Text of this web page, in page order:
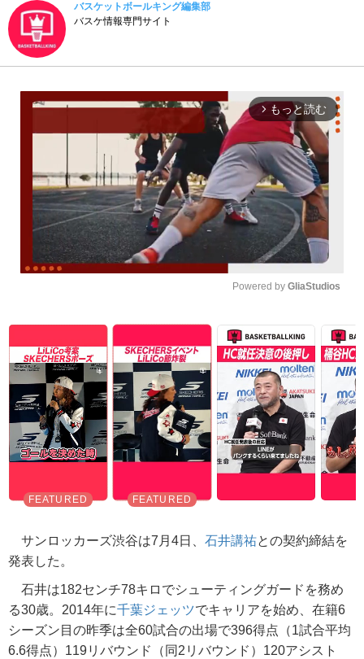
バスケットボールキング編集部
バスケ情報専門サイト
arrow_forward_ios もっと読む
Powered by GliaStudios
サンロッカーズ渋谷は7月4日、 石井講祐との契約締結を
発表した。
石井は182センチ78キロでシューティングガードを務め
る30歳。2014年に千葉ジェッツでキャリアを始め、在籍6
シーズン目の昨季は全60試合の出場で396得点（1試合平均
6.6得点）119リバウンド（同2リバウンド）120アシスト